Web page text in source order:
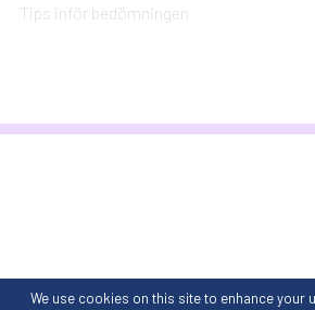
Tips inför bedömningen
We use cookies on this site to enhance your